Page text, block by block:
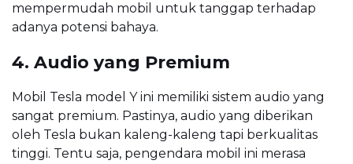
mempermudah mobil untuk tanggap terhadap
adanya potensi bahaya.
4. Audio yang Premium
Mobil Tesla model Y ini memiliki sistem audio yang
sangat premium. Pastinya, audio yang diberikan
oleh Tesla bukan kaleng-kaleng tapi berkualitas
tinggi. Tentu saja, pengendara mobil ini merasa